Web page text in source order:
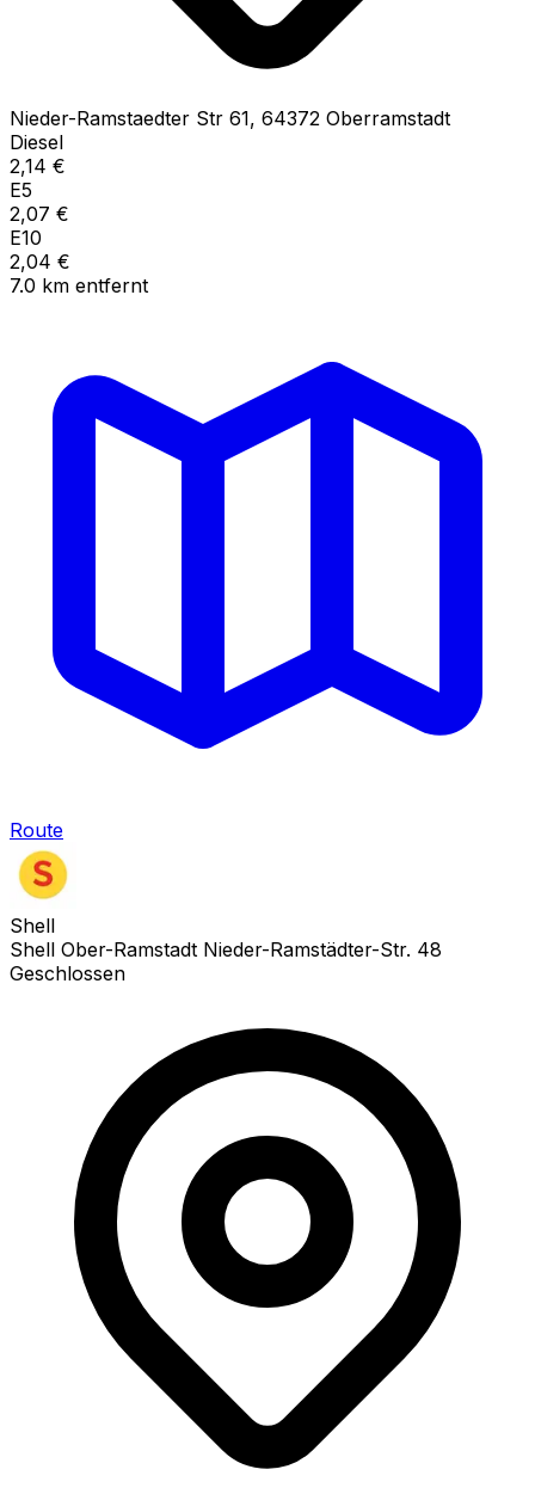
Nieder-Ramstaedter Str 61, 64372 Oberramstadt
Diesel
2,14 €
E5
2,07 €
E10
2,04 €
7.0 km entfernt
Route
Shell
Shell Ober-Ramstadt Nieder-Ramstädter-Str. 48
Geschlossen